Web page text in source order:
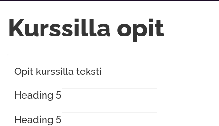
Kurssilla opit
Opit kurssilla teksti
Heading 5
Heading 5